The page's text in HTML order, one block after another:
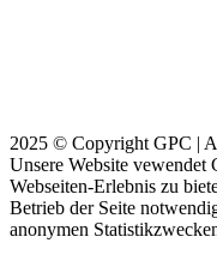
2025 © Copyright GPC |
Unsere Website vewendet
Webseiten-Erlebnis zu
Betrieb der Seite
anonymen